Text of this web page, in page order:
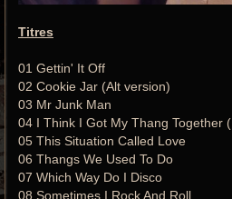
Titres
01 Gettin' It Off
02 Cookie Jar (Alt version)
03 Mr Junk Man
04 I Think I Got My Thang Together
05 This Situation Called Love
06 Thangs We Used To Do
07 Which Way Do I Disco
08 Sometimes I Rock And Roll